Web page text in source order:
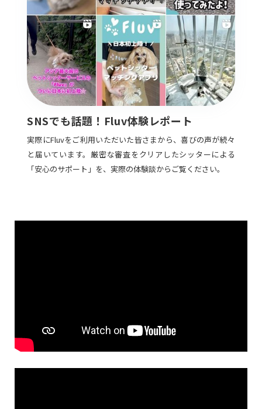
SNSでも話題！Fluv体験レポート
実際にFluvをご利用いただいた皆さまから、喜びの声が続々
と届いています。厳密な審査をクリアしたシッターによる
「安心のサポート」を、実際の体験談からご覧ください。